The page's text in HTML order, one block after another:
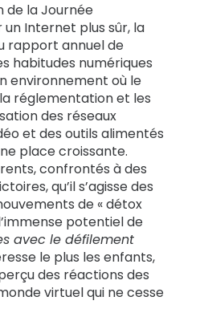
de la Journée
Internet plus sûr, la
rapport annuel de
habitudes numériques
environnement où le
réglementation et les
des réseaux
et des outils alimentés
place croissante.
confrontés à des
qu’il s’agisse des
de « détox
potentiel de
avec le défilement
le plus les enfants,
des réactions des
virtuel qui ne cesse